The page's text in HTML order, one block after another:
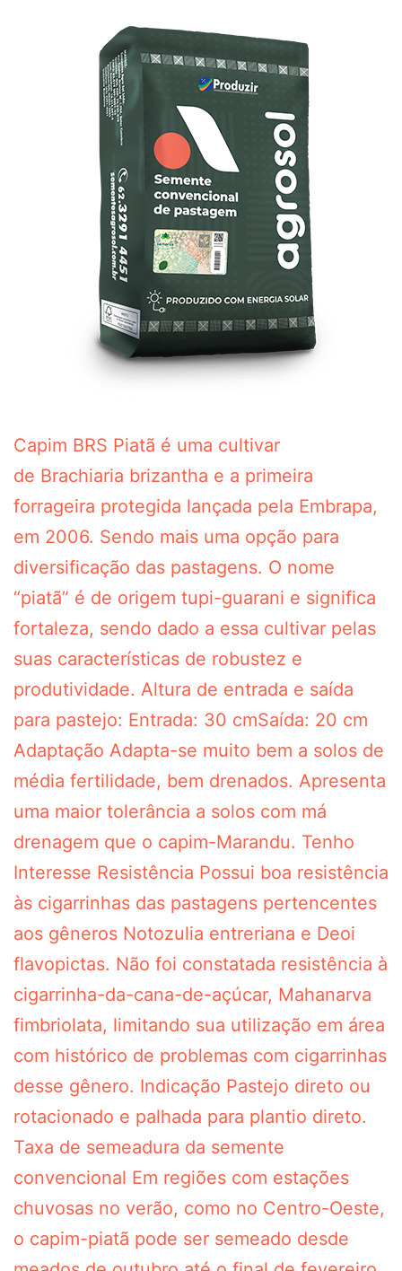
Capim BRS Piatã é uma cultivar
de Brachiaria brizantha e a primeira
forrageira protegida lançada pela Embrapa,
em 2006. Sendo mais uma opção para
diversificação das pastagens. O nome
“piatã” é de origem tupi-guarani e significa
fortaleza, sendo dado a essa cultivar pelas
suas características de robustez e
produtividade. Altura de entrada e saída
para pastejo: Entrada: 30 cmSaída: 20 cm
Adaptação Adapta-se muito bem a solos de
média fertilidade, bem drenados. Apresenta
uma maior tolerância a solos com má
drenagem que o capim-Marandu. Tenho
Interesse Resistência Possui boa resistência
às cigarrinhas das pastagens pertencentes
aos gêneros Notozulia entreriana e Deoi
flavopictas. Não foi constatada resistência à
cigarrinha-da-cana-de-açúcar, Mahanarva
fimbriolata, limitando sua utilização em área
com histórico de problemas com cigarrinhas
desse gênero. Indicação Pastejo direto ou
rotacionado e palhada para plantio direto.
Taxa de semeadura da semente
convencional Em regiões com estações
chuvosas no verão, como no Centro-Oeste,
o capim-piatã pode ser semeado desde